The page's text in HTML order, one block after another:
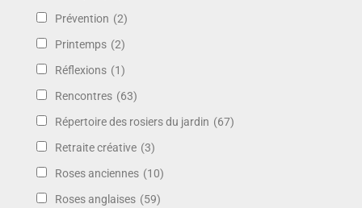
Prévention (2)
Printemps (2)
Réflexions (1)
Rencontres (63)
Répertoire des rosiers du jardin (67)
Retraite créative (3)
Roses anciennes (10)
Roses anglaises (59)